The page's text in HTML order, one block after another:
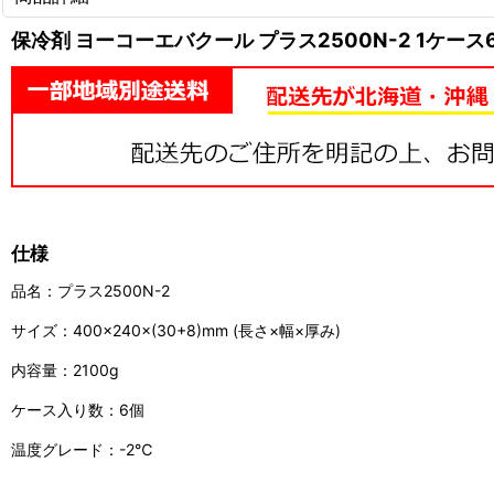
保冷剤 ヨーコーエバクール プラス2500N-2 1ケース
仕様
品名：プラス2500N-2
サイズ：400×240×(30+8)mm (長さ×幅×厚み)
内容量：2100g
ケース入り数：6個
温度グレード：-2℃